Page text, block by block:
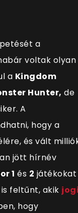
a
voltak olyan
a Kingdom
Hunter, de
A
hogy a
és vált
jött hírnév
1 és 2 játékokat
feltűnt, akik
hogy